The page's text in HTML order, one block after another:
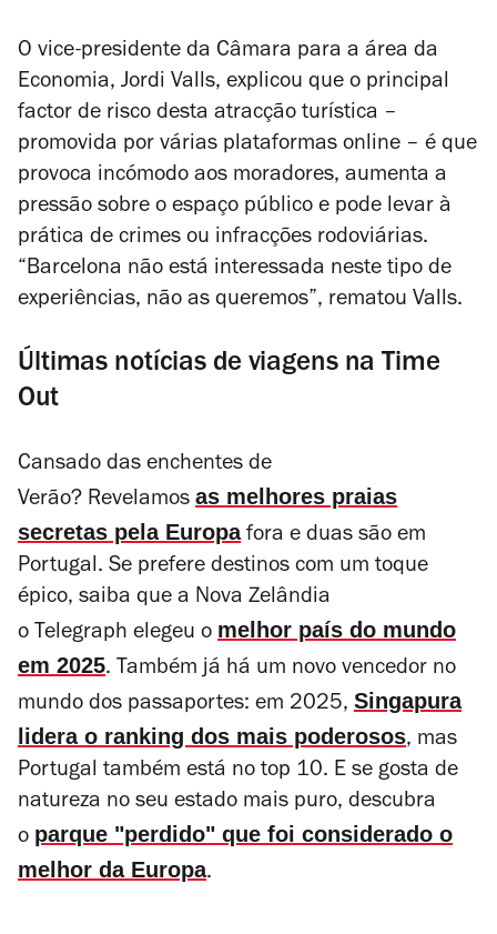
O vice-presidente da Câmara para a área da
Economia, Jordi Valls, explicou que o principal
factor de risco desta atracção turística –
promovida por várias plataformas online – é que
provoca incómodo aos moradores, aumenta a
pressão sobre o espaço público e pode levar à
prática de crimes ou infracções rodoviárias.
“Barcelona não está interessada neste tipo de
experiências, não as queremos”, rematou Valls.
Últimas notícias de viagens na Time
Out
Cansado das enchentes de
Verão? Revelamos as melhores praias
secretas pela Europafora e duas são em
Portugal. Se prefere destinos com um toque
épico, saiba que a Nova Zelândia
o Telegraph elegeu o melhor país do mundo
em 2025. Também já há um novo vencedor no
mundo dos passaportes: em 2025, Singapura
lidera o ranking dos mais poderosos, mas
Portugal também está no top 10. E se gosta de
natureza no seu estado mais puro, descubra
o parque "perdido" que foi considerado o
melhor da Europa.